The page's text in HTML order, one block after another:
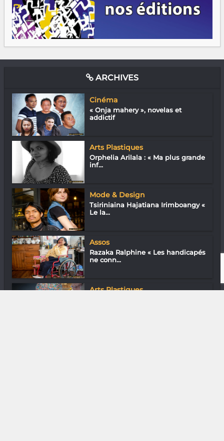
ARCHIVES
Cinéma
« Onja mahery », novelas et
addictif
Arts Plastiques
Orphelia Arilala : « Ma plus grande
inf...
Mode & Design
Tsiriniaina Hajatiana Irimboangy «
Le la...
Assos
Razaka Ralphine « Les handicapés
ne conn...
Arts Plastiques